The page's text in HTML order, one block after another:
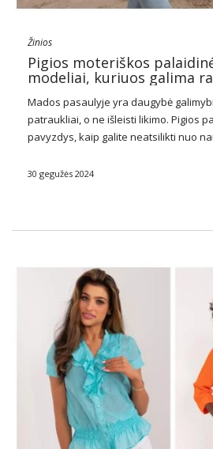
Žinios
Pigios moteriškos
modeliai, kuriuos galima
Mados pasaulyje yra daugybė
patraukliai, o ne išleisti likimo. Pigios
pavyzdys, kaip galite neatsilikti nuo
pageidavimų ar progų, pigios
30 gegužės 2024